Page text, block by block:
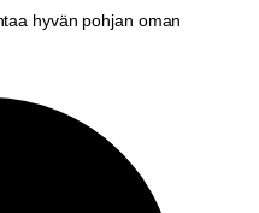
hyvän pohjan oman